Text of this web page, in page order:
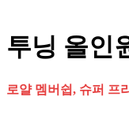
투닝 올인
로얄 멤버쉽, 슈퍼 프